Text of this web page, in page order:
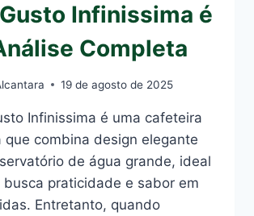
Infinissima é
Completa
19 de agosto de 2025
Infinissima é uma cafeteira
que combina design elegante
de água grande, ideal
busca praticidade e sabor em
Entretanto, quando